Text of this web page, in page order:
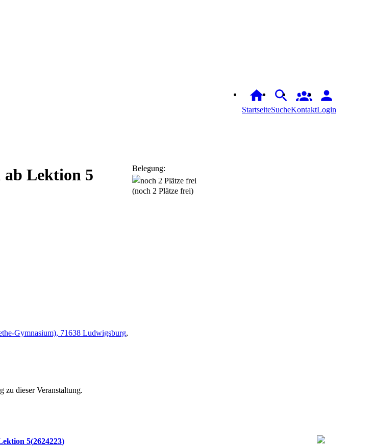
StartseiteSuche Login
ab Lektion 5
Gymnasium), 71638 Ludwigsburg,
Belegung:
(noch 2 Plätze frei)
zu dieser Veranstaltung.
5 2624223